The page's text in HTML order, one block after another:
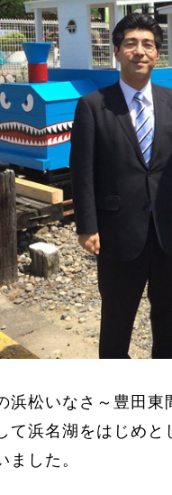
浜松いなさ～豊田東
て浜名湖をはじめ
ました。